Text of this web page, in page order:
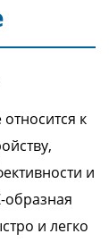
к
и
образная
и легко